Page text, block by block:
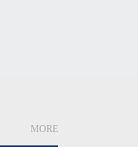
MORE